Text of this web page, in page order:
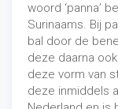
woord ‘panna’
Surinaams. Bij
bal door de
deze daarna
deze vorm van
deze inmiddels